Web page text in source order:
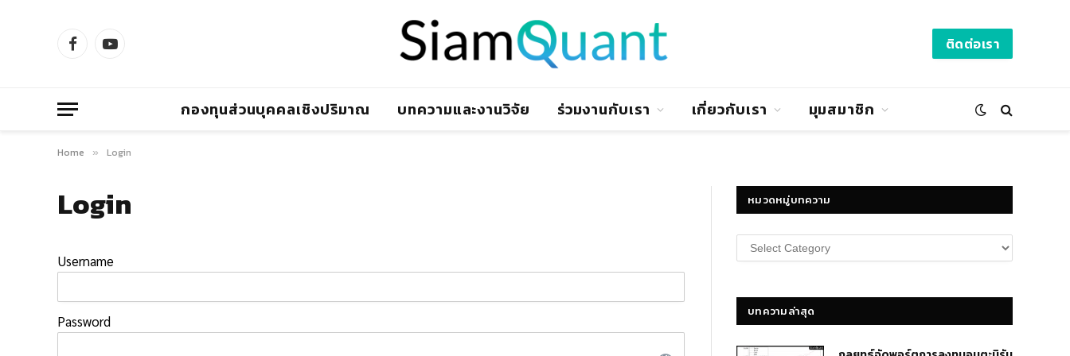
FacebookYouTube ติดต่อเรา
กองทุนส่วนบุคคลเชิงปริมาณ บทความและงานวิจัย ร่วมงานกับเรา เกี่ยวกับเรา มุมสมาชิก
Home » Login
Login
Username
Password
หมวดหมู่บทความ
หมวด
หมู่
บทความล่าสุด